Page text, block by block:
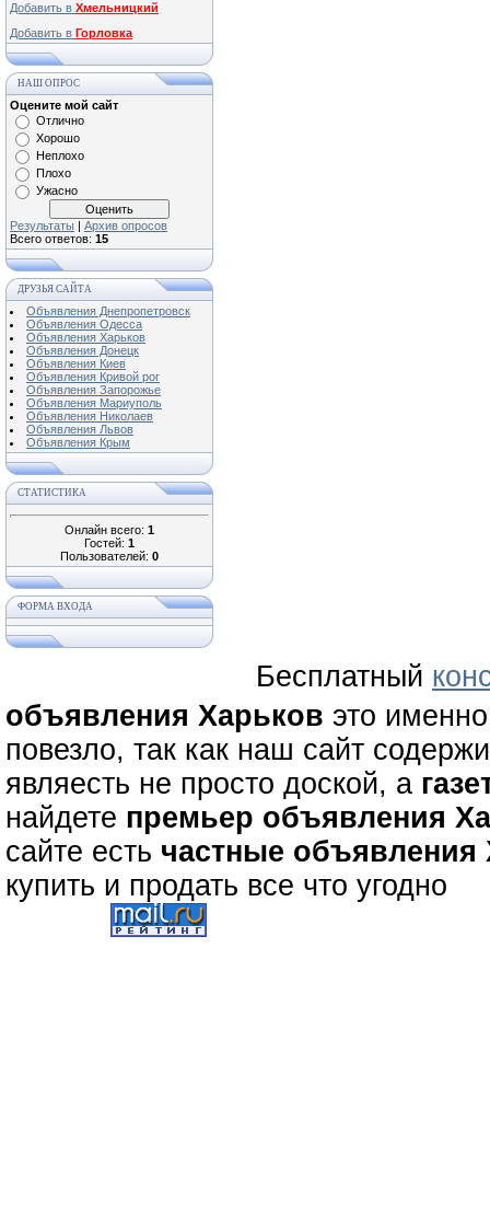
Добавить в Хмельницкий
Добавить в Горловка
НАШ ОПРОС
Оцените мой сайт
Отлично
Хорошо
Неплохо
Плохо
Ужасно
Результаты | Архив опросов
Всего ответов: 15
ДРУЗЬЯ САЙТА
Объявления Днепропетровск
Объявления Одесса
Объявления Харьков
Объявления Донецк
Объявления Киев
Объявления Кривой рог
Объявления Запорожье
Объявления Мариуполь
Объявления Николаев
Объявления Львов
Объявления Крым
СТАТИСТИКА
Онлайн всего: 1
Гостей: 1
Пользователей: 0
ФОРМА ВХОДА
Бесплатный
объявления Харьков это
повезло, так как наш сайт
являесть не просто доской, а
найдете премьер объявления
сайте есть частные объявления
купить и продать все что угодно